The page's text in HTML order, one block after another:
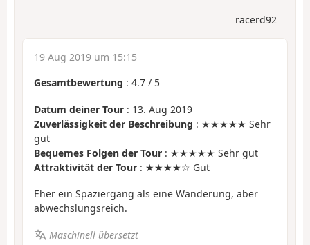
racerd92
19 Aug 2019 um 15:15
Gesamtbewertung : 4.7 / 5
Datum deiner Tour : 13. Aug 2019
Zuverlässigkeit der Beschreibung : ★★★★★ Sehr
gut
Bequemes Folgen der Tour : ★★★★★ Sehr gut
Attraktivität der Tour : ★★★★☆ Gut
Eher ein Spaziergang als eine Wanderung, aber
abwechslungsreich.
Maschinell übersetzt